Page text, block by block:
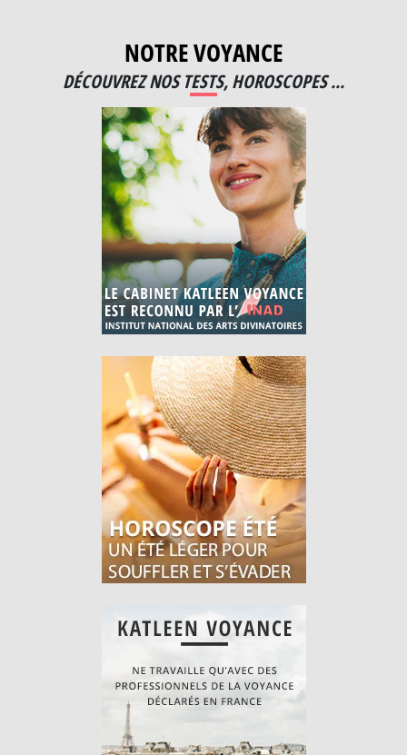
NOTRE VOYANCE
DÉCOUVREZ NOS TESTS, HOROSCOPES ...